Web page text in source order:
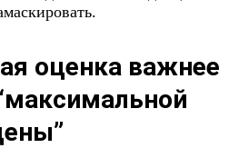
оценка важнее